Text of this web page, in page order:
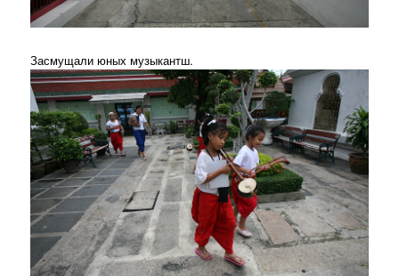
Засмущали юных музыкантш.